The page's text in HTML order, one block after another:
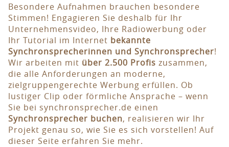
Besondere Aufnahmen brauchen besondere
Stimmen! Engagieren Sie deshalb für Ihr
Unternehmensvideo, Ihre Radiowerbung oder
Ihr Tutorial im Internet bekannte
Synchronsprecherinnen und Synchronsprecher!
Wir arbeiten mit über 2.500 Profis zusammen,
die alle Anforderungen an moderne,
zielgruppengerechte Werbung erfüllen. Ob
lustiger Clip oder förmliche Ansprache – wenn
Sie bei synchronsprecher.de einen
Synchronsprecher buchen, realisieren wir Ihr
Projekt genau so, wie Sie es sich vorstellen! Auf
dieser Seite erfahren Sie mehr.